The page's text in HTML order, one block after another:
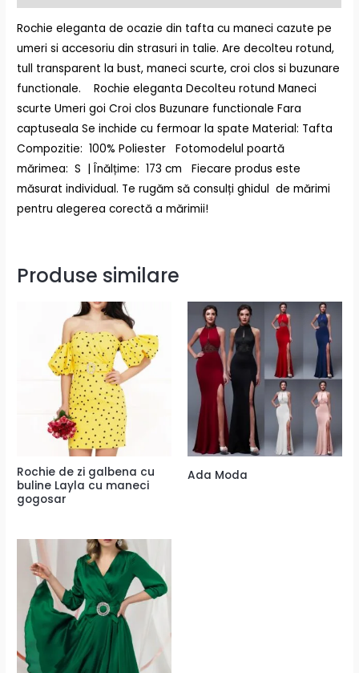
Rochie eleganta de ocazie din tafta cu maneci cazute pe
umeri si accesoriu din strasuri in talie. Are decolteu rotund,
tull transparent la bust, maneci scurte, croi clos si buzunare
functionale. Rochie eleganta Decolteu rotund Maneci
scurte Umeri goi Croi clos Buzunare functionale Fara
captuseala Se inchide cu fermoar la spate Material: Tafta
Compozitie: 100% Poliester Fotomodelul poartă
mărimea: S | Înălțime: 173 cm Fiecare produs este
măsurat individual. Te rugăm să consulți ghidul de mărimi
pentru alegerea corectă a mărimii!
Produse similare
Rochie de zi galbena cu
buline Layla cu maneci
gogosar
Ada Moda